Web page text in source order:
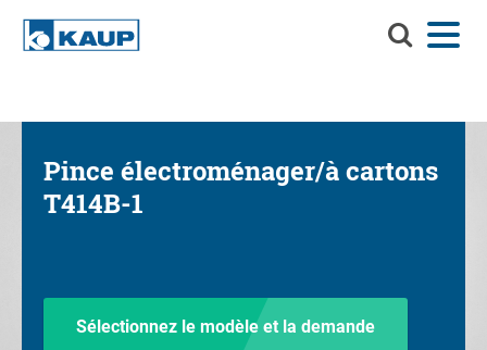
Recherchez
Menu
Accessoires
Solutions de manutention
Services
Entreprise
Pince électroménager/à cartons
T414B-1
Sélectionnez le modèle et la demande